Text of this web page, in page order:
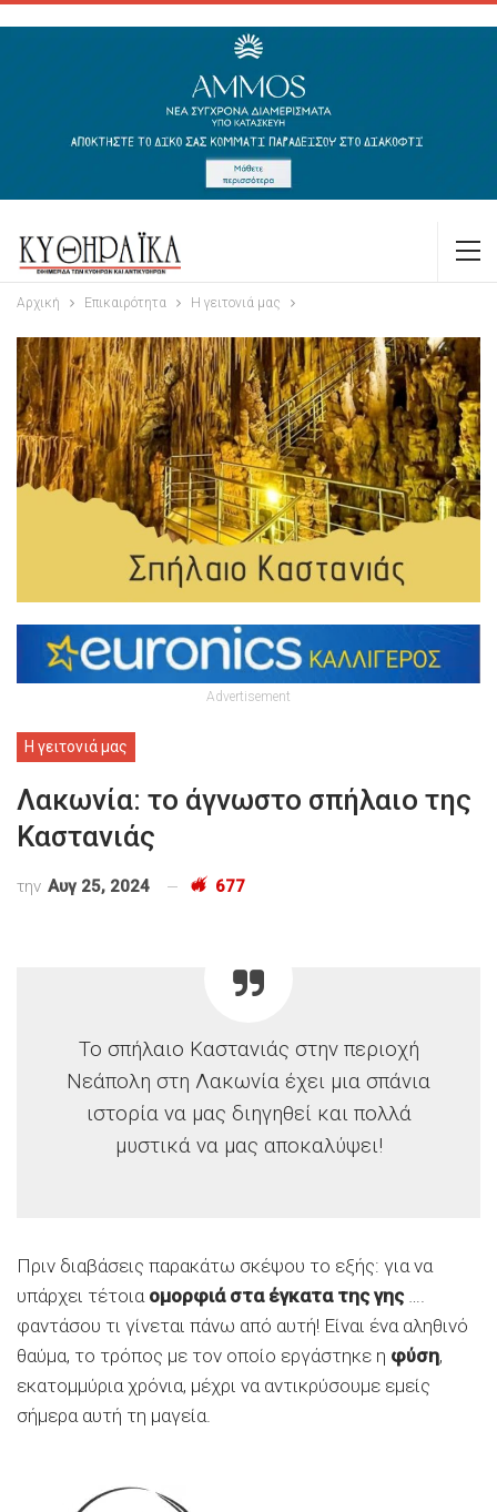
Αρχική Επικαιρότητα Η γειτονιά μας
Advertisement
Η γειτονιά μας
Λακωνία: το άγνωστο σπήλαιο της
Καστανιάς
την Αυγ 25, 2024 677
Το σπήλαιο Καστανιάς στην περιοχή
Νεάπολη στη Λακωνία έχει μια σπάνια
ιστορία να μας διηγηθεί και πολλά
μυστικά να μας αποκαλύψει!
Πριν διαβάσεις παρακάτω σκέψου το εξής: για να
υπάρχει τέτοια ομορφιά στα έγκατα της γης….
φαντάσου τι γίνεται πάνω από αυτή! Είναι ένα αληθινό
θαύμα, το τρόπος με τον οποίο εργάστηκε η φύση,
εκατομμύρια χρόνια, μέχρι να αντικρύσουμε εμείς
σήμερα αυτή τη μαγεία.